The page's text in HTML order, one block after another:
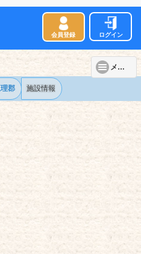
会員登録 ログイン
メニュー
郡 施設情報